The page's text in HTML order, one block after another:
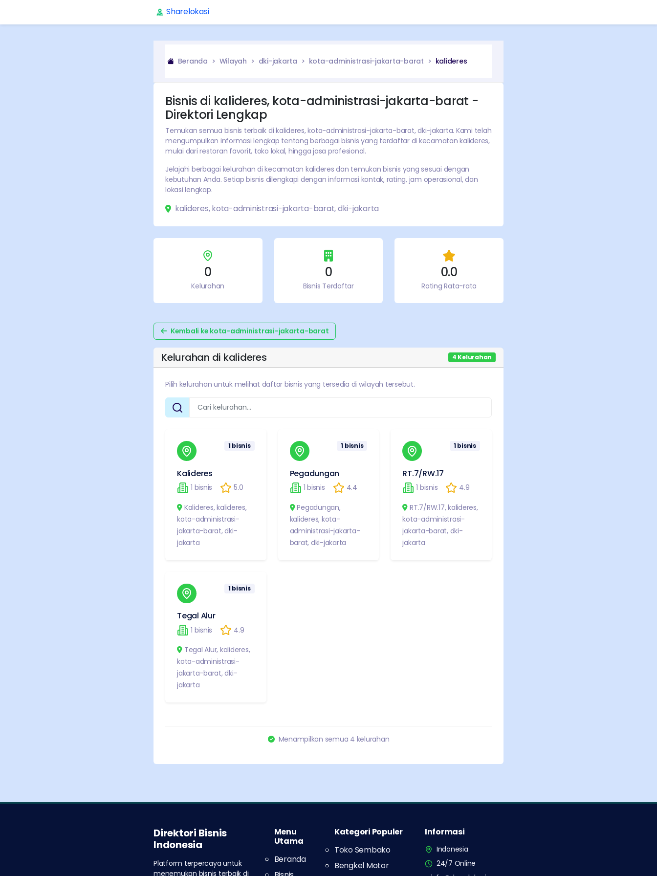
Sharelokasi
Beranda Wilayah dki-jakarta kota-administrasi-jakarta-barat kalideres
Bisnis di kalideres, kota-administrasi-jakarta-barat -
Direktori Lengkap
Temukan semua bisnis terbaik di kalideres,kota-administrasi-jakarta-barat,dki-jakarta. Kami telah
mengumpulkan informasi lengkap tentangberbagai bisnis yang terdaftar di kecamatankalideres,
mulai dari restoran favorit, toko lokal, hingga jasa profesional.
Jelajahi berbagai kelurahan di kecamatan kalideres dan temukan bisnis yang sesuai dengan
kebutuhan Anda. Setiap bisnis dilengkapi dengan informasi kontak, rating, jam operasional, dan
lokasi lengkap.
kalideres,kota-administrasi-jakarta-barat,dki-jakarta
0
Kelurahan
0
Bisnis Terdaftar
0.0
Rating Rata-rata
Kembali ke kota-administrasi-jakarta-barat
Kelurahan di kalideres 4 Kelurahan
Pilih kelurahan untuk melihat daftar bisnis yang tersedia di wilayah tersebut.
1 bisnis
Kalideres
1 bisnis 5.0
Kalideres,kalideres,
kota-administrasi-
jakarta-barat,dki-
jakarta
1 bisnis
Pegadungan
1 bisnis 4.4
Pegadungan,
kalideres, kota-
administrasi-jakarta-
barat, dki-jakarta
1 bisnis
RT.7/RW.17
1 bisnis 4.9
RT.7/RW.17,kalideres,
kota-administrasi-
jakarta-barat, dki-
jakarta
1 bisnis
Tegal Alur
1 bisnis 4.9
Tegal Alur, kalideres,
kota-administrasi-
jakarta-barat,dki-
jakarta
Menampilkan semua 4 kelurahan
Direktori Bisnis
Indonesia
Platform terpercaya untuk
menemukan bisnis terbaik di
Menu
Utama
Beranda
Kategori Populer
Toko Sembako
Bengkel Motor
Informasi
Indonesia
24/7 Online